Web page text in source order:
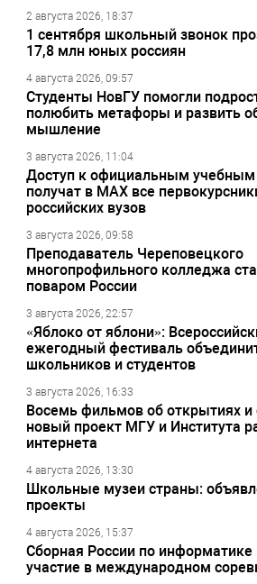
2 августа 2026, 18:37
1 сентября школьный звонок
17,8 млн юных россиян
4 августа 2026, 09:57
Студенты НовГУ помогли
полюбить метафоры и развить
мышление
3 августа 2026, 11:04
Доступ к официальным учебным
получат в МАХ все
российских вузов
3 августа 2026, 09:58
Преподаватель Череповецкого
многопрофильного колледжа
поваром России
3 августа 2026, 22:57
«Яблоко от яблони»:
ежегодный фестиваль
школьников и студентов
3 августа 2026, 16:33
Восемь фильмов об открытиях и
новый проект МГУ и Института
интернета
4 августа 2026, 13:30
Школьные музеи страны:
проекты
4 августа 2026, 15:37
Сборная России по информатике
участие в международном